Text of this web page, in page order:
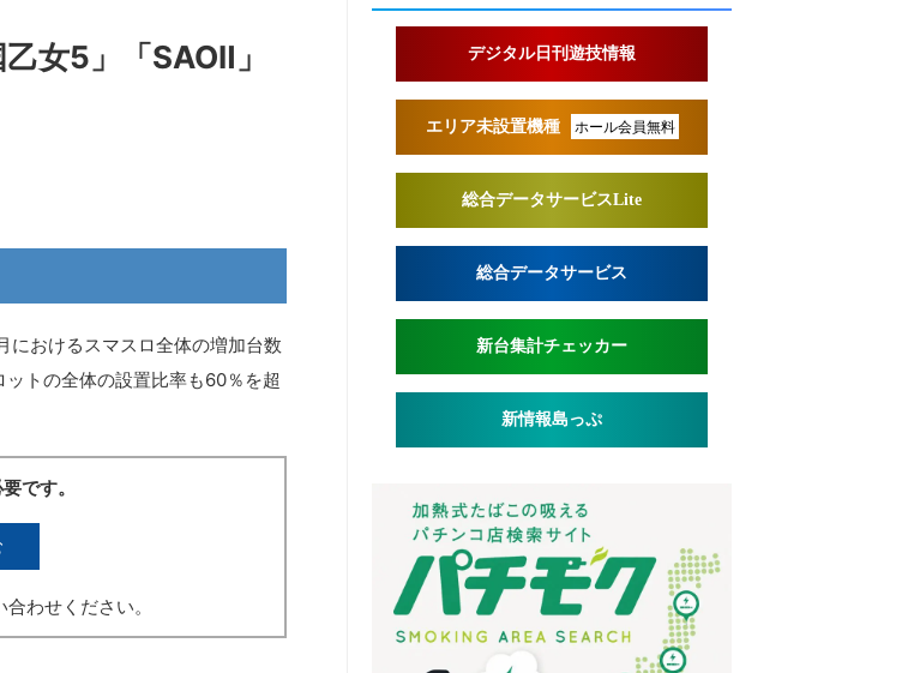
女5」「SAOⅡ」
におけるスマスロ全体の増加台数
トの全体の設置比率も60％を超
です。
合わせください。
デジタル日刊遊技情報
エリア未設置機種 ホール会員無料
総合データサービスLite
総合データサービス
新台集計チェッカー
新情報島っぷ